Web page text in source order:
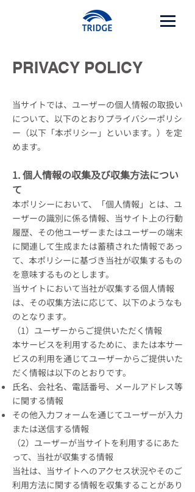
PRIVACY POLICY
当サイトでは、ユーザーの個人情報の取扱い
について、以下のとおりプライバシーポリシ
ー（以下「本ポリシー」といいます。）を定
めます。
1. 個人情報の収集及び収集方法につい
て
本ポリシーにおいて、「個人情報」とは、ユ
ーザーの識別に係る情報、当サイト上の行動
履歴、その他ユーザーまたはユーザーの端末
に関連して生成または蓄積された情報であっ
て、本ポリシーに基づき当社が収集するもの
を意味するものとします。
当サイトにおいて当社が収集する個人情報
は、その収集方法に応じて、以下のようなも
のとなります。
（1）ユーザーからご提供いただく情報
本サービスを利用するために、または本サー
ビスの利用を通じてユーザーからご提供いた
だく情報は以下のとおりです。
氏名、会社名、電話番号、メールアドレス等
に関する情報
その他入力フォームを通じてユーザーが入力
または送信する情報
（2）ユーザーが当サイトを利用するにあた
って、当社が収集する情報
当社は、当サイトへのアクセス状況やそのご
利用方法に関する情報を収集することがあり